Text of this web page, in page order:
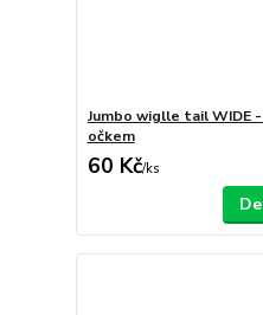
Jumbo wiglle tail WIDE
očkem
60 Kč/ks